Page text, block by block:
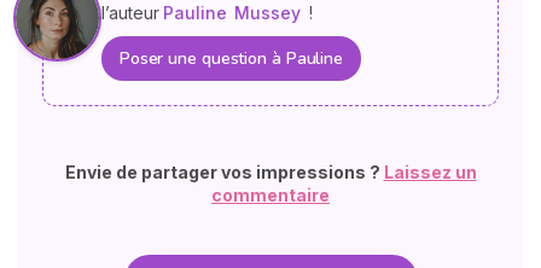
l’auteur Pauline Mussey !
Poser une question à Pauline
Envie de partager vos impressions ? Laissez un
commentaire